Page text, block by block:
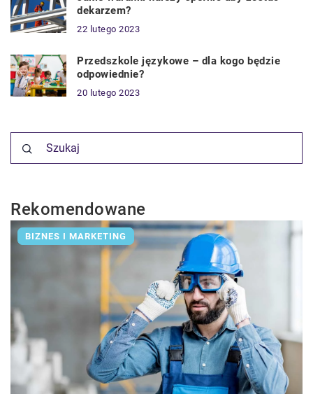
dekarzem?
22 lutego 2023
Przedszkole językowe – dla kogo będzie
odpowiednie?
20 lutego 2023
Rekomendowane
BIZNES I MARKETING